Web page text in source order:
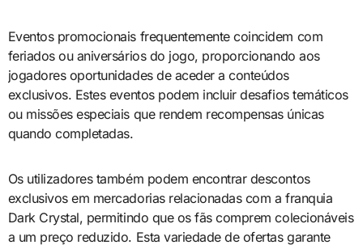
Eventos promocionais frequentemente coincidem com
feriados ou aniversários do jogo, proporcionando aos
jogadores oportunidades de aceder a conteúdos
exclusivos. Estes eventos podem incluir desafios temáticos
ou missões especiais que rendem recompensas únicas
quando completadas.
Os utilizadores também podem encontrar descontos
exclusivos em mercadorias relacionadas com a franquia
Dark Crystal, permitindo que os fãs comprem colecionáveis
a um preço reduzido. Esta variedade de ofertas garante